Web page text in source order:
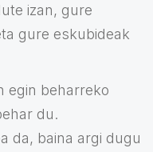
izan, gure
gure eskubideak
egin beharreko
du.
da, baina argi dugu